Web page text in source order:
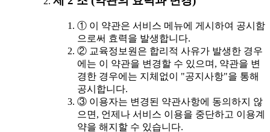
① 이 약관은 서비스 메뉴에 게시하여 공시함
으로써 효력을 발생합니다.
② 교육정보원은 합리적 사유가 발생한 경우
에는 이 약관을 변경할 수 있으며, 약관을 변
경한 경우에는 지체없이 "공지사항"을 통해
공시합니다.
③ 이용자는 변경된 약관사항에 동의하지 않
으면, 언제나 서비스 이용을 중단하고 이용계
약을 해지할 수 있습니다.